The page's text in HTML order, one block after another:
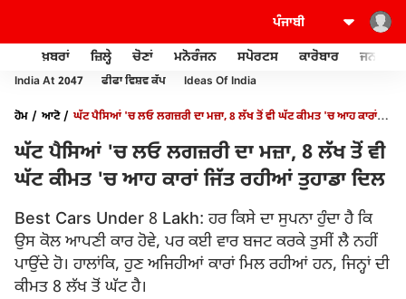
ਖ਼ਬਰਾਂ ਜ਼ਿਲ੍ਹੇ ਚੋਣਾਂ ਮਨੋਰੰਜਨ ਸਪੋਰਟਸ ਕਾਰੋਬਾਰ ਜਨਰਲ
India At 2047 ਫੀਫਾ ਵਿਸ਼ਵ ਕੱਪ Ideas Of India
ਹੋਮ ਆਟੋ
ਘੱਟ ਪੈਸਿਆਂ 'ਚ ਲਓ ਲਗਜ਼ਰੀ ਦਾ ਮਜ਼ਾ, 8 ਲੱਖ ਤੋਂ ਵੀ ਘੱਟ ਕੀਮਤ 'ਚ ਆਹ ਕਾਰਾਂ
ਘੱਟ ਪੈਸਿਆਂ 'ਚ ਲਓ ਲਗਜ਼ਰੀ ਦਾ ਮਜ਼ਾ, 8 ਲੱਖ ਤੋਂ ਵੀ
ਘੱਟ ਕੀਮਤ 'ਚ ਆਹ ਕਾਰਾਂ ਜਿੱਤ ਰਹੀਆਂ ਤੁਹਾਡਾ ਦਿਲ
Best Cars Under 8 Lakh: ਹਰ ਕਿਸੇ ਦਾ ਸੁਪਨਾ ਹੁੰਦਾ ਹੈ ਕਿ
ਉਸ ਕੋਲ ਆਪਣੀ ਕਾਰ ਹੋਵੇ, ਪਰ ਕਈ ਵਾਰ ਬਜਟ ਕਰਕੇ ਤੁਸੀਂ ਲੈ ਨਹੀਂ
ਪਾਉਂਦੇ ਹੋ। ਹਾਲਾਂਕਿ, ਹੁਣ ਅਜਿਹੀਆਂ ਕਾਰਾਂ ਮਿਲ ਰਹੀਆਂ ਹਨ, ਜਿਨ੍ਹਾਂ ਦੀ
ਕੀਮਤ 8 ਲੱਖ ਤੋਂ ਘੱਟ ਹੈ।